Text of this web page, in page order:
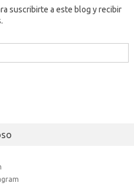
suscribirte a este blog y recibir